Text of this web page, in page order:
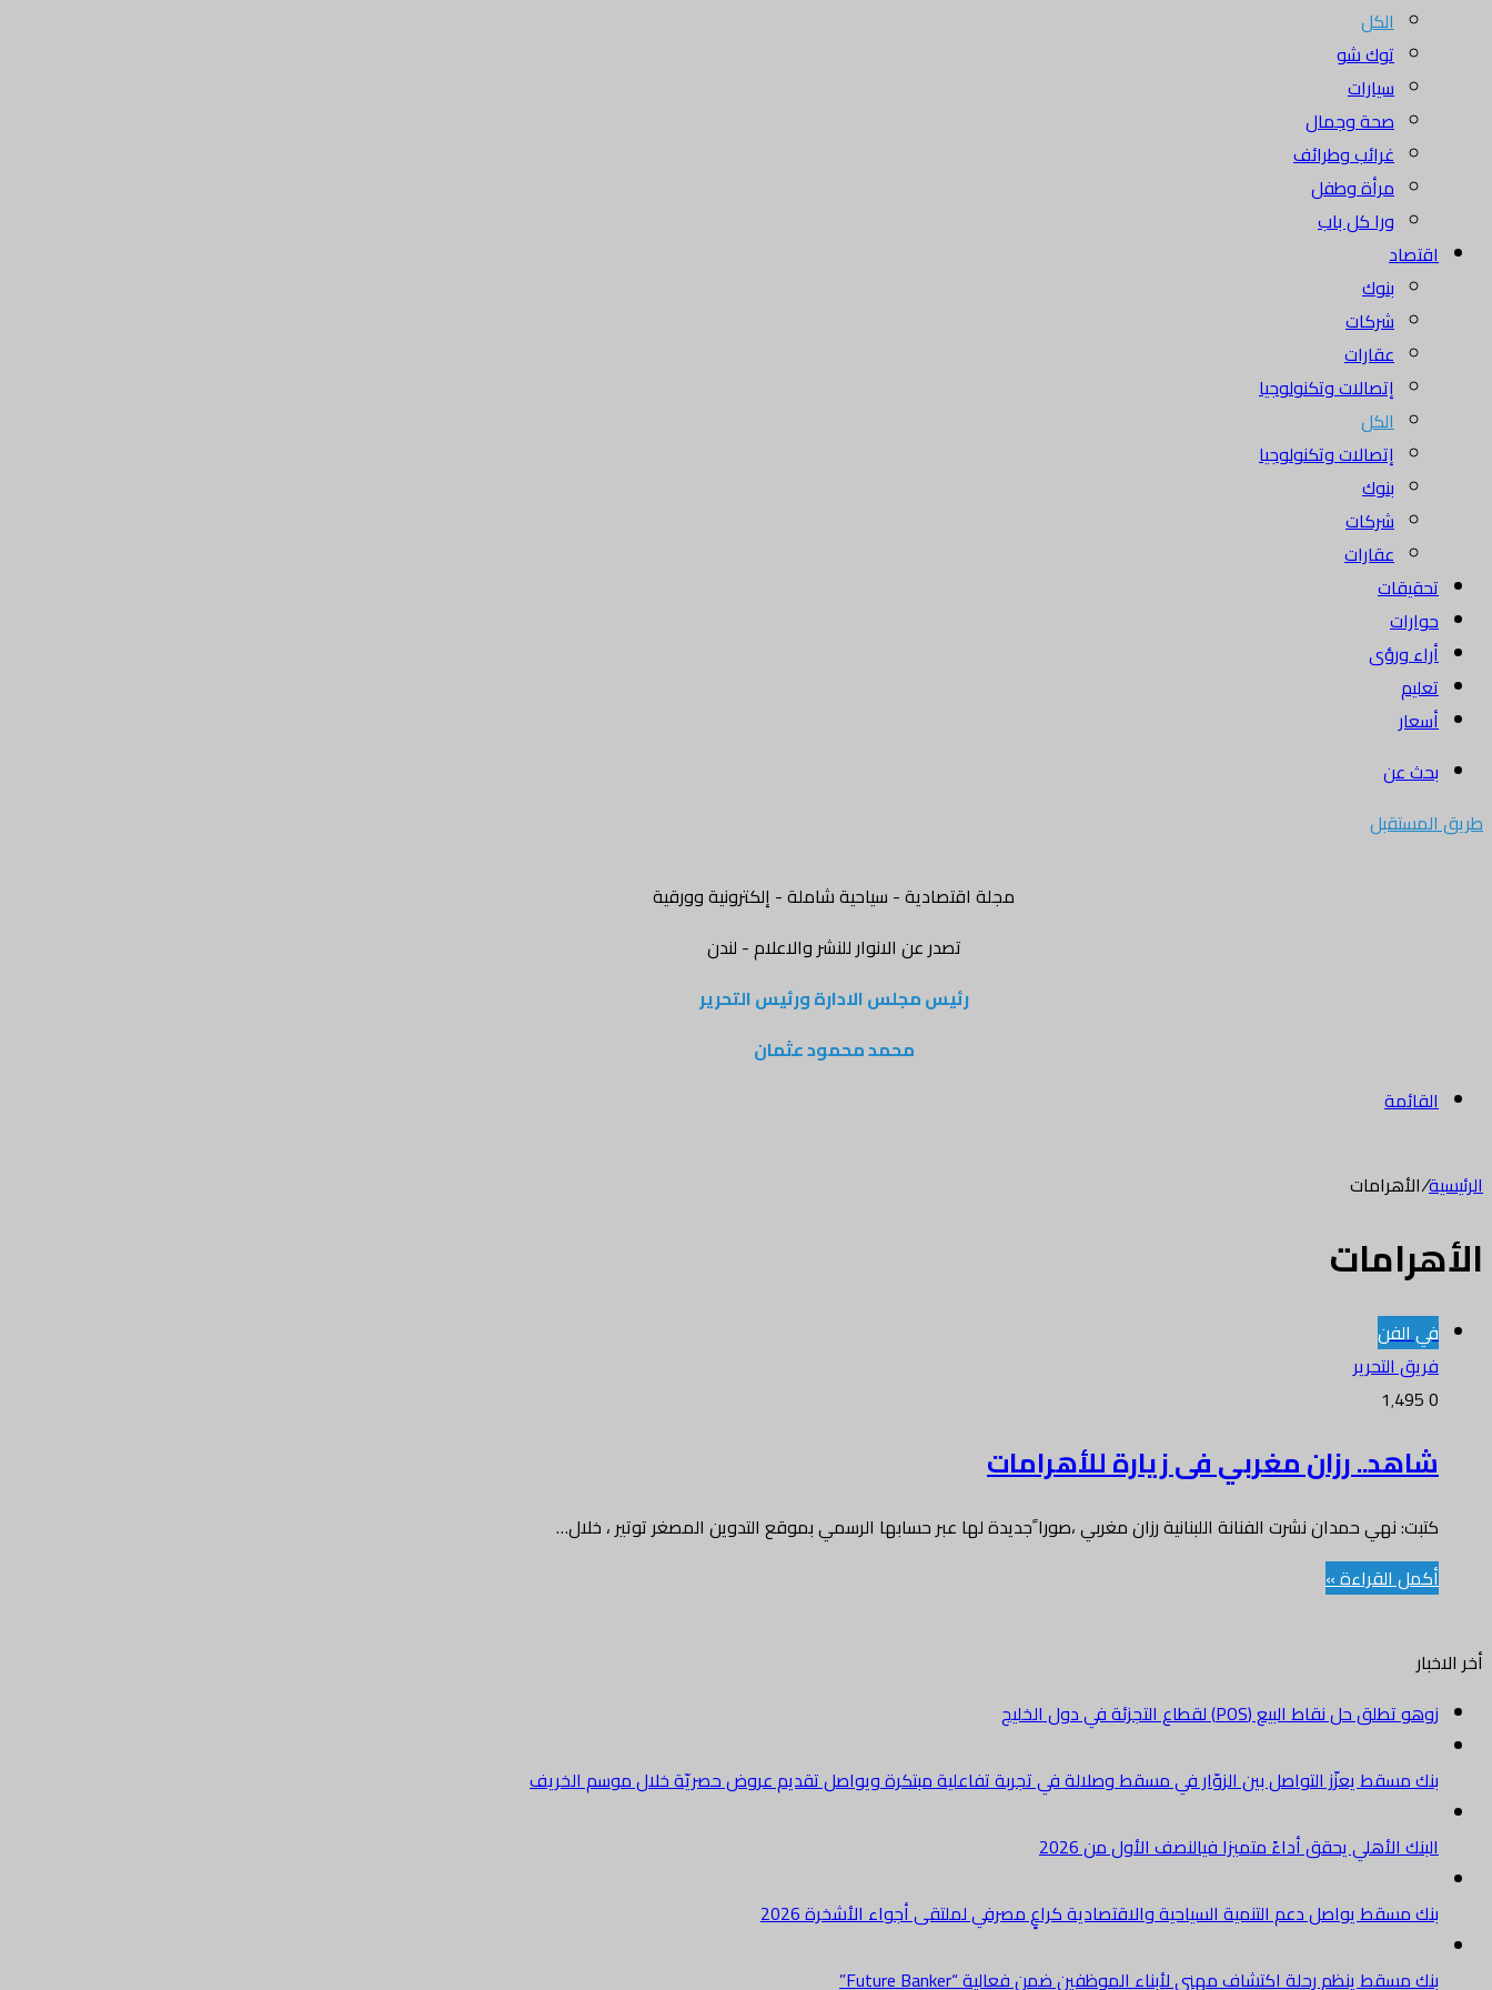
الكل
توك شو
سيارات
صحة وجمال
غرائب وطرائف
مرأة وطفل
ورا كل باب
اقتصاد
بنوك
شركات
عقارات
إتصالات وتكنولوجيا
الكل
إتصالات وتكنولوجيا
بنوك
شركات
عقارات
تحقيقات
حوارات
أراء ورؤى
تعليم
أسعار
بحث عن
طريق المستقبل
مجلة اقتصادية - سياحية شاملة - إلكترونية وورقية
تصدر عن الانوار للنشر والاعلام - لندن
رئيس مجلس الادارة ورئيس التحرير
محمد محمود عثمان
القائمة
الرئيسية/الأهرامات
الأهرامات
في الفن
فريق التحرير
0
شاهد.. رزان مغربي فى زيارة للأهرامات
كتبت: نهي حمدان نشرت الفنانة اللبنانية رزان مغربي ،صورا ًجديدة لها عبر حسابها الرسمي بموقع التدوين المصغر توتير ، خلال…
أكمل القراءة »
أخر الاخبار
زوهو تطلق حل نقاط البيع (POS) لقطاع التجزئة في دول الخليج
بنك مسقط يعزّز التواصل بين الزوّار في مسقط وصلالة في تجربة تفاعلية مبتكرة ويواصل تقديم عروض حصريّة خلال موسم الخريف
البنك الأهلي يحقق أداءً متميزا فيالنصف الأول من 2026
بنك مسقط يواصل دعم التنمية السياحية والاقتصادية كراعٍ مصرفي لملتقى أجواء الأشخرة 2026
بنك مسقط ينظم رحلة اكتشاف مهني لأبناء الموظفين ضمن فعالية “Future Banker”